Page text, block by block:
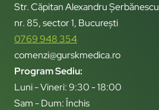
Str. Căpitan Alexandru Șerbănescu
nr. 85, sector 1, București
0769 948 354
comenzi@gurskmedica.ro
Program Sediu:
Luni - Vineri: 9:30 - 18:00
Sam - Dum: Închis